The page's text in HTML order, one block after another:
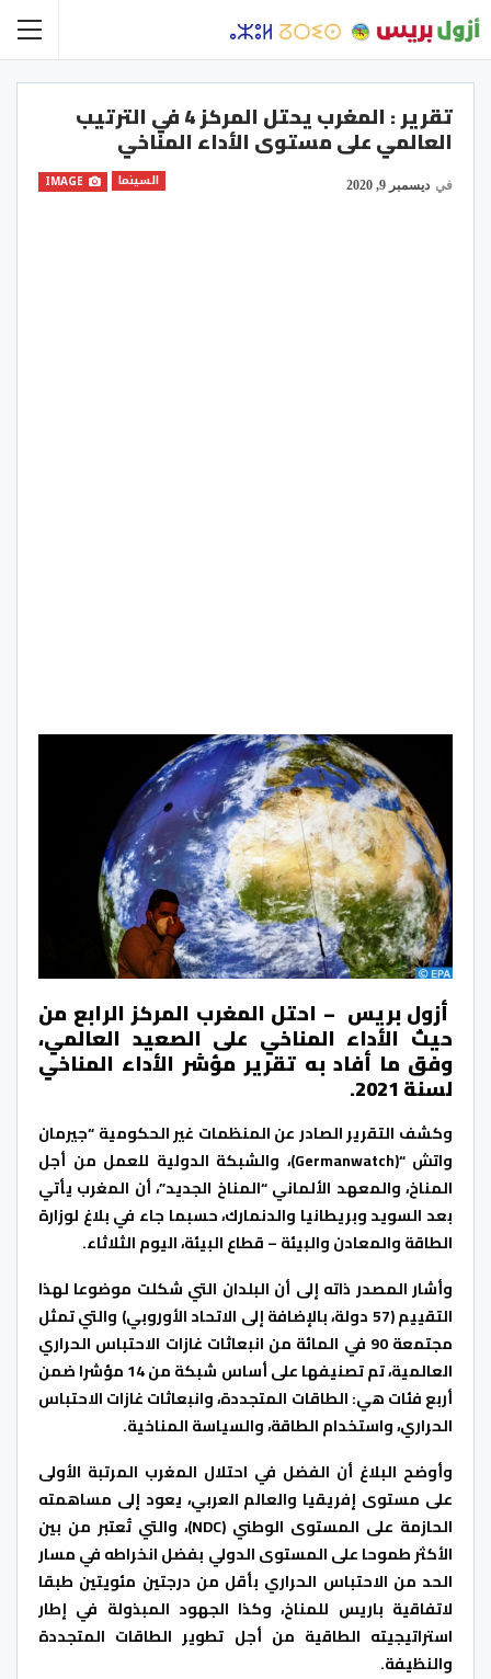
تقرير : المغرب يحتل المركز 4 في الترتيب
العالمي على مستوى الأداء المناخي
السينما في ديسمبر 9, 2020
أزول بريس – احتل المغرب المركز الرابع من
حيث الأداء المناخي على الصعيد العالمي،
وفق ما أفاد به تقرير مؤشر الأداء المناخي
لسنة 2021.
وكشف التقرير الصادر عن المنظمات غير الحكومية “جيرمان
واتش “(Germanwatch)، والشبكة الدولية للعمل من أجل
المناخ، والمعهد الألماني “المناخ الجديد”، أن المغرب يأتي
بعد السويد وبريطانيا والدنمارك، حسبما جاء في بلاغ لوزارة
الطاقة والمعادن والبيئة – قطاع البيئة، اليوم الثلاثاء.
وأشار المصدر ذاته إلى أن البلدان التي شكلت موضوعا لهذا
التقييم (57 دولة، بالإضافة إلى الاتحاد الأوروبي) والتي تمثل
مجتمعة 90 في المائة من انبعاثات غازات الاحتباس الحراري
العالمية، تم تصنيفها على أساس شبكة من 14 مؤشرا ضمن
أربع فئات هي: الطاقات المتجددة، وانبعاثات غازات الاحتباس
الحراري، واستخدام الطاقة، والسياسة المناخية.
وأوضح البلاغ أن الفضل في احتلال المغرب المرتبة الأولى
على مستوى إفريقيا والعالم العربي، يعود إلى مساهمته
الحازمة على المستوى الوطني (NDC)، والتي تُعتبر من بين
الأكثر طموحا على المستوى الدولي بفضل انخراطه في مسار
الحد من الاحتباس الحراري بأقل من درجتين مئويتين طبقا
لاتفاقية باريس للمناخ، وكذا الجهود المبذولة في إطار
استراتيجيته الطاقية من أجل تطوير الطاقات المتجددة
والنظيفة.